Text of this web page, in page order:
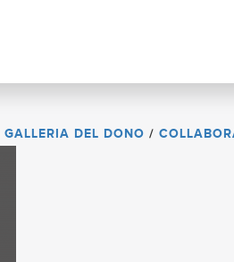
GALLERIA DEL DONO /